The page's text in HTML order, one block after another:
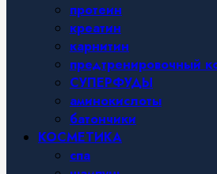
протеин
креатин
карнитин
предтренировочный
СУПЕРФУДЫ
аминокислоты
батончики
КОСМЕТИКА
спа